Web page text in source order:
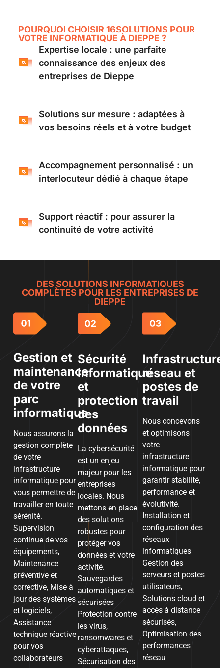
POURQUOI CHOISIR 16SOLUTIONS POUR
VOTRE INFORMATIQUE À DIEPPE ?
Expertise locale : une parfaite
connaissance des enjeux des
entreprises de Dieppe
Solutions sur mesure : adaptées à
vos besoins réels et à votre budget
Accompagnement personnalisé : un
interlocuteur dédié à chaque étape
Support réactif : pour assurer la
continuité de votre activité
DES SOLUTIONS INFORMATIQUES
COMPLÈTES POUR LES ENTREPRISES DE
DIEPPE
Gestion et
maintenance
de votre
parc
informatique
Nous assurons la
gestion complète
de votre
infrastructure
informatique pour
vous permettre de
travailler en toute
sérénité.
Supervision
continue de vos
équipements,
Maintenance
préventive et
corrective, Mise à
jour des systèmes
et logiciels,
Assistance
technique réactive
pour vos
collaborateurs
Sécurité
informatique
et
protection
des
données
La cybersécurité
est un enjeu
majeur pour les
entreprises
locales. Nous
mettons en place
des solutions
robustes pour
protéger vos
données et votre
activité.
Sauvegardes
automatiques et
sécurisées
Protection contre
les virus,
ransomwares et
cyberattaques,
Sécurisation des
réseau et
postes de
travail
Nous concevons
et optimisons
votre
infrastructure
informatique pour
garantir stabilité,
performance et
évolutivité.
Installation et
configuration des
réseaux
informatiques
Gestion des
serveurs et postes
utilisateurs,
Solutions cloud et
accès à distance
sécurisés,
Optimisation des
performances
réseau